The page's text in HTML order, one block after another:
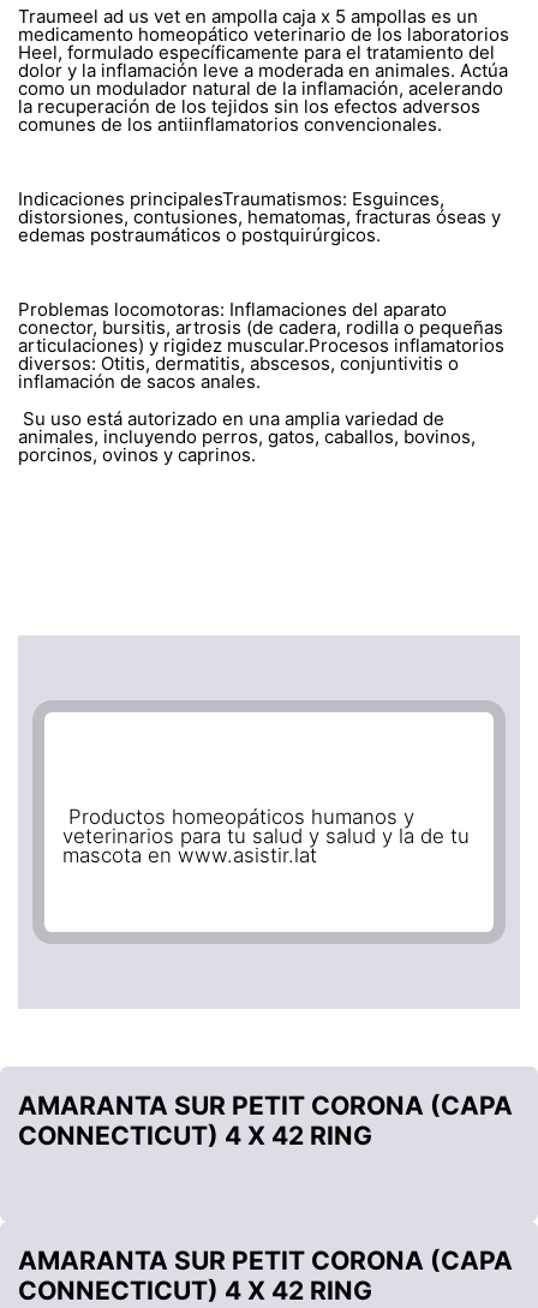
Traumeel ad us vet en ampolla caja x 5 ampollas es un
medicamento homeopático veterinario de los laboratorios
Heel, formulado específicamente para el tratamiento del
dolor y la inflamación leve a moderada en animales. Actúa
como un modulador natural de la inflamación, acelerando
la recuperación de los tejidos sin los efectos adversos
comunes de los antiinflamatorios convencionales.
Indicaciones principalesTraumatismos: Esguinces,
distorsiones, contusiones, hematomas, fracturas óseas y
edemas postraumáticos o postquirúrgicos.
Problemas locomotoras: Inflamaciones del aparato
conector, bursitis, artrosis (de cadera, rodilla o pequeñas
articulaciones) y rigidez muscular.Procesos inflamatorios
diversos: Otitis, dermatitis, abscesos, conjuntivitis o
inflamación de sacos anales.
Su uso está autorizado en una amplia variedad de
animales, incluyendo perros, gatos, caballos, bovinos,
porcinos, ovinos y caprinos.
Productos homeopáticos humanos y
veterinarios para tu salud y salud y la de tu
mascota en www.asistir.lat
AMARANTA SUR PETIT CORONA (CAPA
CONNECTICUT) 4 X 42 RING
AMARANTA SUR PETIT CORONA (CAPA
CONNECTICUT) 4 X 42 RING